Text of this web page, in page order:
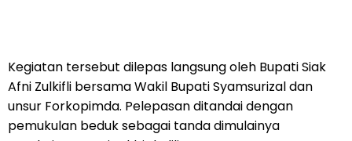
Kegiatan tersebut dilepas langsung oleh Bupati Siak
Afni Zulkifli bersama Wakil Bupati Syamsurizal dan
unsur Forkopimda. Pelepasan ditandai dengan
pemukulan beduk sebagai tanda dimulainya